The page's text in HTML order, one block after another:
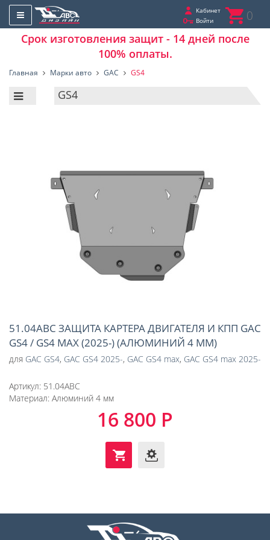
Кабинет
Войти
0
Срок изготовления защит - 14 дней после
100% оплаты.
Главная Марки авто GAC GS4
GS4
51.04ABC ЗАЩИТА КАРТЕРА ДВИГАТЕЛЯ И КПП GAC
GS4 / GS4 MAX (2025-) (АЛЮМИНИЙ 4 ММ)
для GAC GS4, GAC GS4 2025-, GAC GS4 max, GAC GS4 max 2025-
Артикул: 51.04ABC
Материал: Алюминий 4 мм
16 800 Р